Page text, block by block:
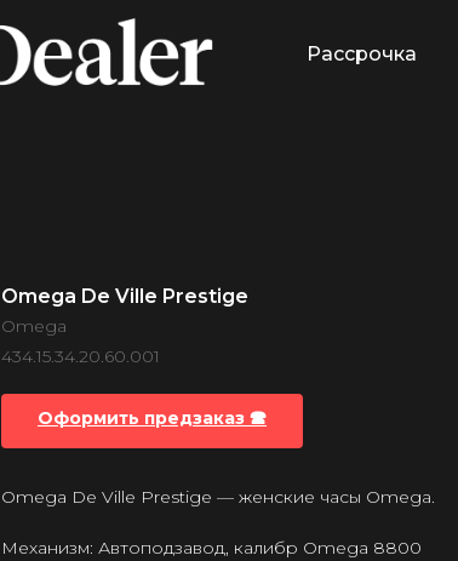
Рассрочка
Omega De Ville Prestige
Omega
434.15.34.20.60.001
Оформить предзаказ 🕿
Omega De Ville Prestige — женские часы Omega.
Механизм: Автоподзавод, калибр Omega 8800